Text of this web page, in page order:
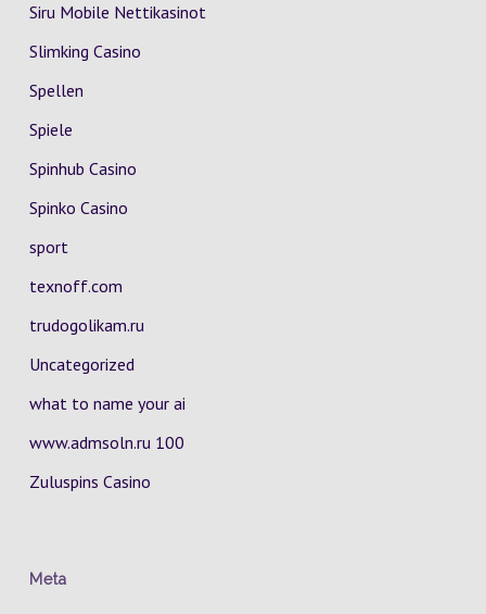
Siru Mobile Nettikasinot
Slimking Casino
Spellen
Spiele
Spinhub Casino
Spinko Casino
sport
texnoff.com
trudogolikam.ru
Uncategorized
what to name your ai
www.admsoln.ru 100
Zuluspins Casino
Meta